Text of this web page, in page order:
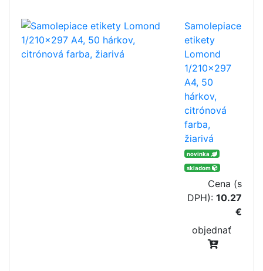
Samolepiace
etikety
Lomond
1/210x297
A4, 50
hárkov,
citrónová
farba,
žiarivá
novinka
skladom
Cena (s
DPH): 10.27
€
objednať